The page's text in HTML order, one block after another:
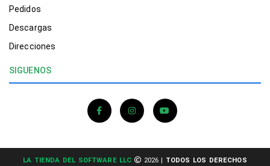
Pedidos
Descargas
Direcciones
SIGUENOS
LA TIENDA DEL SOFTWARE LLC 2026 | TODOS LOS DERECHOS